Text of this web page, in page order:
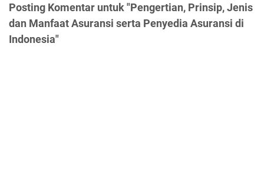
Posting Komentar untuk "Pengertian, Prinsip, Jenis
dan Manfaat Asuransi serta Penyedia Asuransi di
Indonesia"